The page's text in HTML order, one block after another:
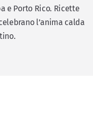
e Porto Rico. Ricette
l’anima calda